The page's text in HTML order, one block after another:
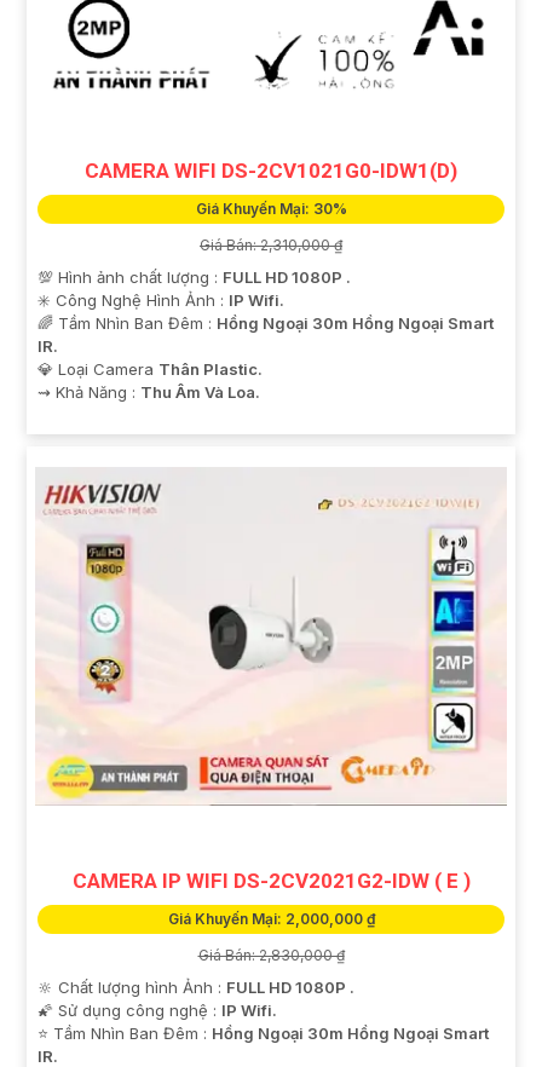
CAMERA WIFI DS-2CV1021G0-IDW1(D)
Giá Khuyến Mại: 30%
Giá Bán: 2,310,000 ₫
💯 Hình ảnh chất lượng : FULL HD 1080P .
✳️ Công Nghệ Hình Ảnh : IP Wifi.
🌈 Tầm Nhìn Ban Đêm : Hồng Ngoại 30m Hồng Ngoại Smart
IR.
💎 Loại Camera Thân Plastic.
️⇝ Khả Năng : Thu Âm Và Loa.
CAMERA IP WIFI DS-2CV2021G2-IDW ( E )
Giá Khuyến Mại: 2,000,000 ₫
Giá Bán: 2,830,000 ₫
🔆 Chất lượng hình Ảnh : FULL HD 1080P .
🌠 Sử dụng công nghệ : IP Wifi.
⭐ Tầm Nhìn Ban Đêm : Hồng Ngoại 30m Hồng Ngoại Smart
IR.